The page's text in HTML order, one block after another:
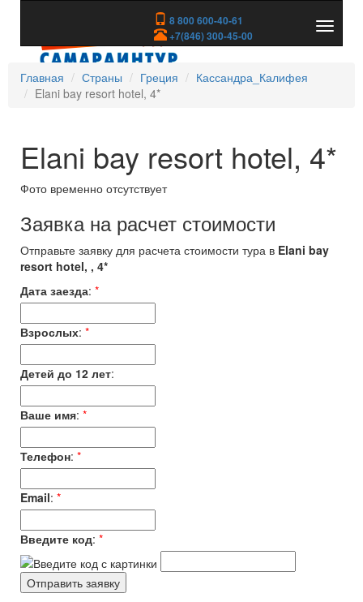
8 800 600-40-61
+7(846) 300-45-00
скрыть
Главная
Страны Греция
Кассандра_Калифея
Elani bay resort hotel, 4*
Elani bay resort hotel, 4*
Фото временно отсутствует
Заявка на расчет стоимости
Отправьте заявку для расчета стоимости тура в Elani bay
resort hotel, , 4*
Дата заезда: *
Взрослых: *
Детей до 12 лет:
Ваше имя: *
Телефон: *
Email: *
Введите код: *